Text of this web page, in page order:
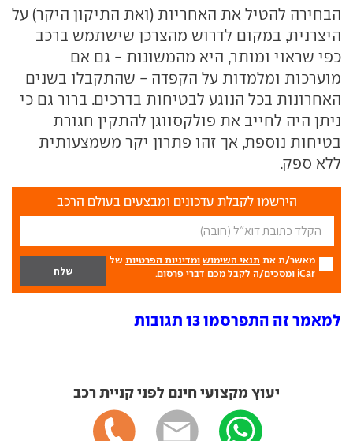
הבחירה להטיל את האחריות (ואת התיקון היקר) על
היצרנית, במקום לדרוש מהצרכן שישתמש ברכב
כפי שראוי ומותר, היא מהמשונות - גם אם
מוערכות ומלמדות על הקפדה - שהתקבלו בשנים
האחרונות בכל הנוגע לבטיחות בדרכים. ברור גם כי
ניתן היה לחייב את פולקסווגן להתקין חגורת
בטיחות נוספת, אך זהו פתרון יקר משמצעותית
ללא ספק.
הירשמו לקבלת עדכונים ומבצעים בעולם הרכב
מאשר/ת את תנאי השימוש ומדיניות הפרטיות של
iCar ומסכים/ה לקבל מכם דברי פרסום.
למאמר זה התפרסמו 13 תגובות
יעוץ מקצועי חינם לפני קניית רכב